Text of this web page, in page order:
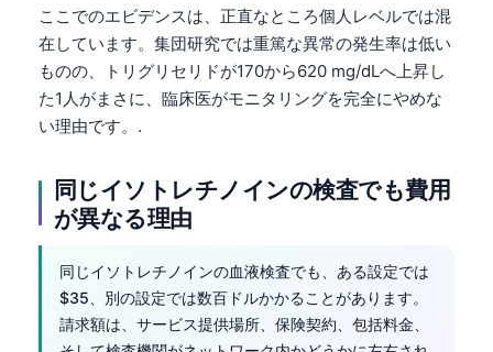
ここでのエビデンスは、正直なところ個人レベルでは混
在しています。集団研究では重篤な異常の発生率は低い
ものの、トリグリセリドが170から620 mg/dLへ上昇し
た1人がまさに、臨床医がモニタリングを完全にやめな
い理由です。.
同じイソトレチノインの検査でも費用
が異なる理由
同じイソトレチノインの血液検査でも、ある設定では
$35、別の設定では数百ドルかかることがあります。
請求額は、サービス提供場所、保険契約、包括料金、
Беларуская мова
Esperanto
Ślōnskŏ gŏdka